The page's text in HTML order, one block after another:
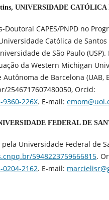
UNIVERSIDADE CATÓLICA
CAPES/PNPD no
Católica de Santos
de São Paulo
da Western Michigan
de Barcelona (UAB,
Orcid:
226X. E-mail:
FEDERAL DE
Universidade Federal de
5948223759666815.
2162. E-mail: